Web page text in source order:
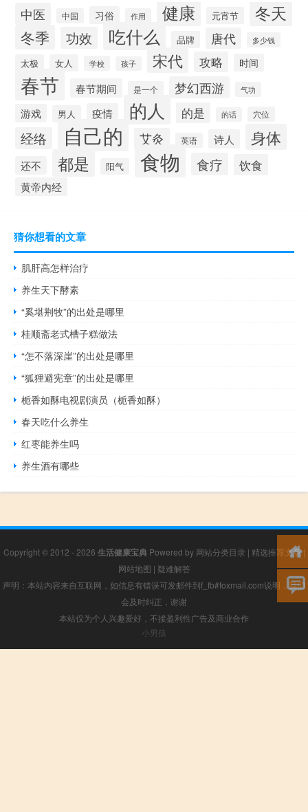
中医 中国 习俗 作用 健康 元宵节 冬天
冬季 功效 吃什么 品牌 唐代 多少钱
太极 女人 学校 孩子 宋代 攻略 时间
春节 春节期间 是一个 梦幻西游 气功
游戏 男人 疫情 的人 的是 的话 穴位
经络 自己的 艾灸 英语 诗人 身体
还不 都是 阳气 食物 食疗 饮食
黄帝内经
猜你想看的文章
肌肝高怎样治疗
养生天下酵素
“奚堪荆牧”的出处是哪里
桂顺斋老式槽子糕做法
“怎不落深崖”的出处是哪里
“狐狸避宪章”的出处是哪里
栀香如酥电视剧演员（栀香如酥）
春天吃什么养生
红枣能养生吗
养生酒有哪些
Copyright © 2012 - 2026 生活健康宝典Powered by 网站分类目录 | 精选推荐文章|
网站地图 | 疑难解答
声明：本站内容来自互联网，如信息有错误可发邮件到f_fb#foxmail.com说明，我们
会及时纠正，谢谢
本站仅为个人兴趣爱好，不接盈利性广告及商业合作
小男孩